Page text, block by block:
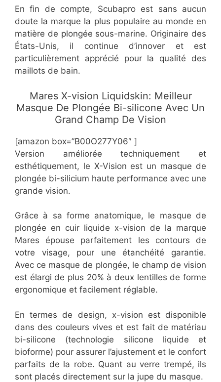
En fin de compte, Scubapro est sans aucun
doute la marque la plus populaire au monde en
matière de plongée sous-marine. Originaire des
États-Unis, il continue d’innover et est
particulièrement apprécié pour la qualité des
maillots de bain.
​Mares X-vision Liquidskin: Meilleur
Masque De Plongée Bi-silicone Avec Un
Grand Champ De Vision
[amazon box=”​​B00O277Y06″ ]
Version améliorée techniquement et
esthétiquement, le X-Vision est un masque de
plongée bi-silicium haute performance avec une
grande vision.
Grâce à sa forme anatomique, le masque de
plongée en cuir liquide x-vision de la marque
Mares épouse parfaitement les contours de
votre visage, pour une étanchéité garantie.
Avec ce masque de plongée, le champ de vision
est élargi de plus 20% à deux lentilles de forme
ergonomique et facilement réglable.
En termes de design, x-vision est disponible
dans des couleurs vives et est fait de matériau
bi-silicone (technologie silicone liquide et
bioforme) pour assurer l’ajustement et le confort
parfaits de la robe. Quant au verre trempé, ils
sont placés directement sur la jupe du masque.